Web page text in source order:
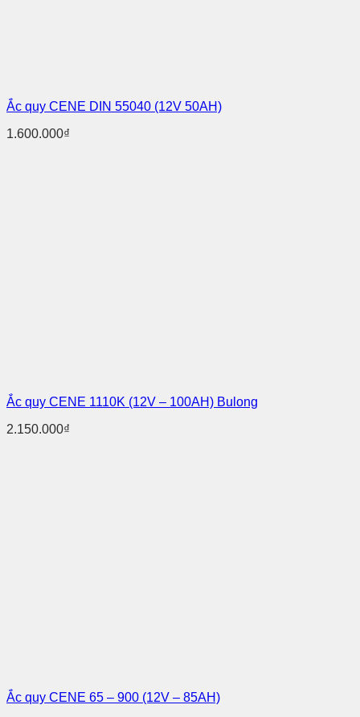
Ắc quy CENE DIN 55040 (12V 50AH)
1.600.000₫
Ắc quy CENE 1110K (12V – 100AH) Bulong
2.150.000₫
Ắc quy CENE 65 – 900 (12V – 85AH)